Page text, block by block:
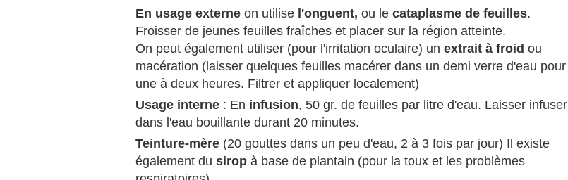
En usage externe on utilise l'onguent, ou le cataplasme de feuilles.
Froisser de jeunes feuilles fraîches et placer sur la région atteinte.
On peut également utiliser (pour l'irritation oculaire) un extrait à froid ou
macération (laisser quelques feuilles macérer dans un demi verre d'eau pour
une à deux heures. Filtrer et appliquer localement)
Usage interne : En infusion, 50 gr. de feuilles par litre d'eau. Laisser infuser
dans l'eau bouillante durant 20 minutes.
Teinture-mère (20 gouttes dans un peu d'eau, 2 à 3 fois par jour) Il existe
également du sirop à base de plantain (pour la toux et les problèmes